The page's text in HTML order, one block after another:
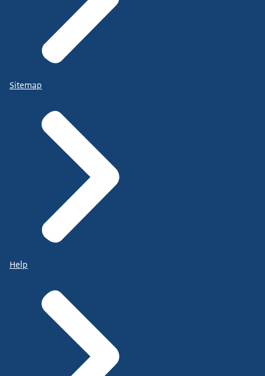
Sitemap
Help